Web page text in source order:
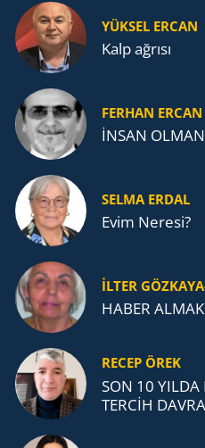
YÜKSEL ERCAN
Kalp ağrısı
FERHAN ERCAN
İNSAN
SELMA ERDAL
Evim Neresi?
İLTER
HABER ALMAK
RECEP ÖREK
SON 10 YILDA
TERCİH